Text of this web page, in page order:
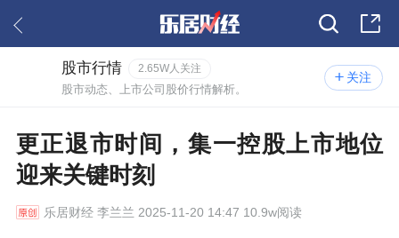
关注
股市行情 2.65W人关注
股市动态、上市公司股价行情解析。
更正退市时间，集一控股上市地位
迎来关键时刻
乐居财经李兰兰 2025-11-20 14:47 10.9w阅读